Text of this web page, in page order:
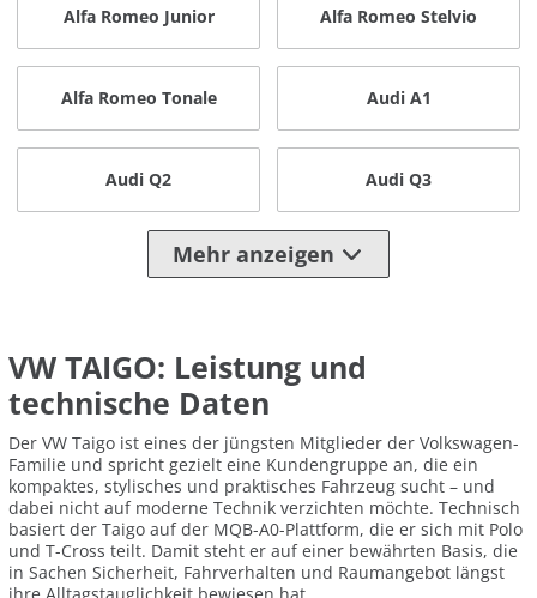
Alfa Romeo Junior Alfa Romeo Stelvio
Alfa Romeo Tonale Audi A1
Audi Q2 Audi Q3
Mehr anzeigen
VW TAIGO: Leistung und
technische Daten
Der VW Taigo ist eines der jüngsten Mitglieder der Volkswagen-
Familie und spricht gezielt eine Kundengruppe an, die ein
kompaktes, stylisches und praktisches Fahrzeug sucht – und
dabei nicht auf moderne Technik verzichten möchte. Technisch
basiert der Taigo auf der MQB-A0-Plattform, die er sich mit Polo
und T-Cross teilt. Damit steht er auf einer bewährten Basis, die
in Sachen Sicherheit, Fahrverhalten und Raumangebot längst
ihre Alltagstauglichkeit bewiesen hat.